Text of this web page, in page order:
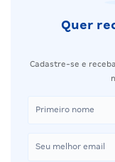
Quer
Cadastre-se e